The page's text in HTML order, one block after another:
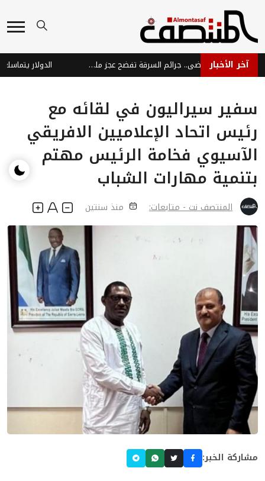
آخر الأخبار صنعاء تغرق في الفوضى.. جرائم السرقة تفضح عجز مليشيا الحوثي الإرهابية
سفير سيراليون في لقائه مع
رئيس اتحاد الإعلاميين الافريقي
الآسيوي فخامة الرئيس مهتم
بتنمية مهارات الشباب
المنتصف نت - متابعات: منذ سنتين
مشاركة الخبر: